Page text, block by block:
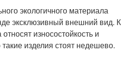
экологичного материала
эксклюзивный внешний вид. К
износостойкость и
изделия стоят недешево.